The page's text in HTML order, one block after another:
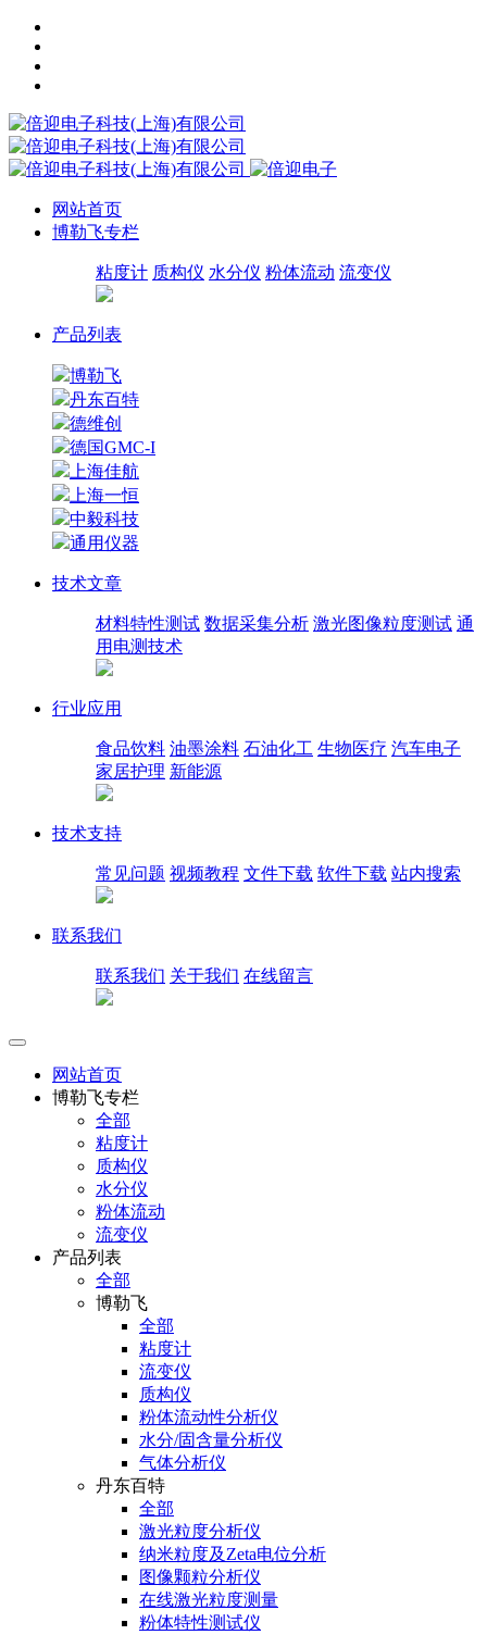
网站首页
博勒飞专栏
粘度计 质构仪 水分仪 粉体流动 流变仪
产品列表
博勒飞
丹东百特
德维创
德国GMC-I
上海佳航
上海一恒
中毅科技
通用仪器
技术文章
材料特性测试 数据采集分析 激光图像粒度测试 通
用电测技术
行业应用
食品饮料 油墨涂料 石油化工 生物医疗 汽车电子
家居护理 新能源
技术支持
常见问题 视频教程 文件下载 软件下载 站内搜索
联系我们
联系我们 关于我们 在线留言
网站首页
博勒飞专栏
全部
粘度计
质构仪
水分仪
粉体流动
流变仪
产品列表
全部
博勒飞
全部
粘度计
流变仪
质构仪
粉体流动性分析仪
水分/固含量分析仪
气体分析仪
丹东百特
全部
激光粒度分析仪
纳米粒度及Zeta电位分析
图像颗粒分析仪
在线激光粒度测量
粉体特性测试仪